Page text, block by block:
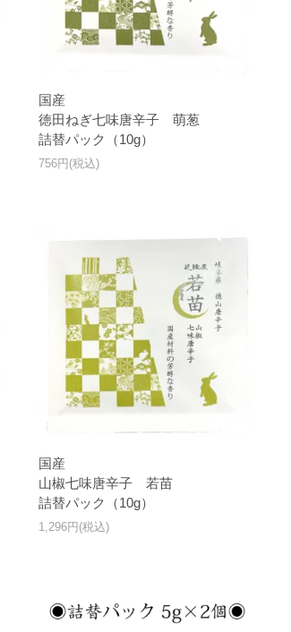
国産
徳田ねぎ七味唐辛子 萌葱
詰替パック（10g）
756円(税込)
国産
山椒七味唐辛子 若苗
詰替パック（10g）
1,296円(税込)